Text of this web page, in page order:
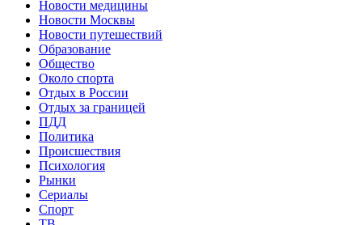
Новости медицины
Новости Москвы
Новости путешествий
Образование
Общество
Около спорта
Отдых в России
Отдых за границей
ПДД
Политика
Происшествия
Психология
Рынки
Сериалы
Спорт